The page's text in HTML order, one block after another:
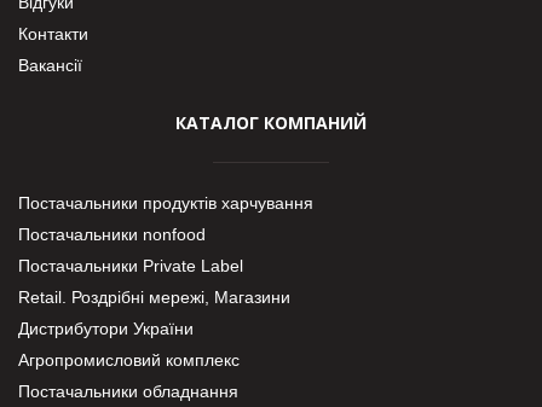
Контакти
Вакансії
КАТАЛОГ КОМПАНИЙ
Постачальники продуктів харчування
Постачальники nonfood
Постачальники Private Label
Retail. Роздрібні мережі, Магазини
Дистрибутори України
Агропромисловий комплекс
Постачальники обладнання